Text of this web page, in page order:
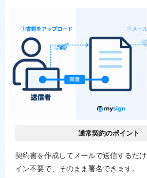
通常契約のポイント
契約書を作成してメールで送信するだ
イン不要で、そのまま署名できます。